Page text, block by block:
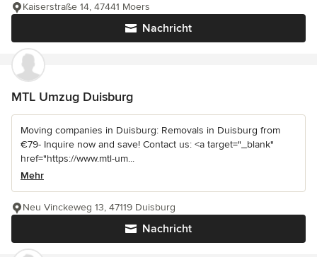
Nachricht
Kaiserstraße 14, 47441 Moers
MTL Umzug Duisburg
Moving companies in Duisburg: Removals in Duisburg from
€79- Inquire now and save! Contact us: <a target="_blank"
href="https://www.mtl-um...
Mehr
Nachricht
Neu Vinckeweg 13, 47119 Duisburg